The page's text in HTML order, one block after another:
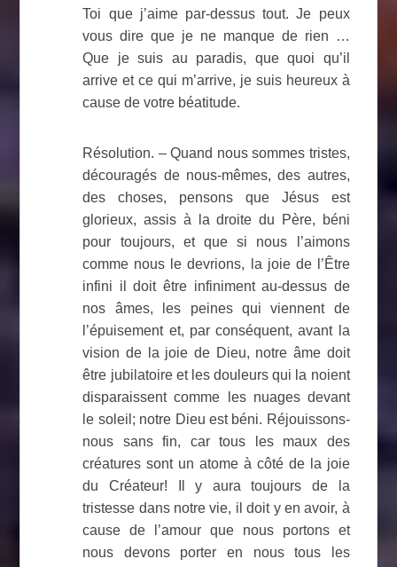
Toi que j’aime par-dessus tout. Je peux
vous dire que je ne manque de rien …
Que je suis au paradis, que quoi qu’il
arrive et ce qui m’arrive, je suis heureux à
cause de votre béatitude.
Résolution. – Quand nous sommes tristes,
découragés de nous-mêmes, des autres,
des choses, pensons que Jésus est
glorieux, assis à la droite du Père, béni
pour toujours, et que si nous l’aimons
comme nous le devrions, la joie de l’Être
infini il doit être infiniment au-dessus de
nos âmes, les peines qui viennent de
l’épuisement et, par conséquent, avant la
vision de la joie de Dieu, notre âme doit
être jubilatoire et les douleurs qui la noient
disparaissent comme les nuages ​​devant
le soleil; notre Dieu est béni. Réjouissons-
nous sans fin, car tous les maux des
créatures sont un atome à côté de la joie
du Créateur! Il y aura toujours de la
tristesse dans notre vie, il doit y en avoir, à
cause de l’amour que nous portons et
nous devons porter en nous tous les